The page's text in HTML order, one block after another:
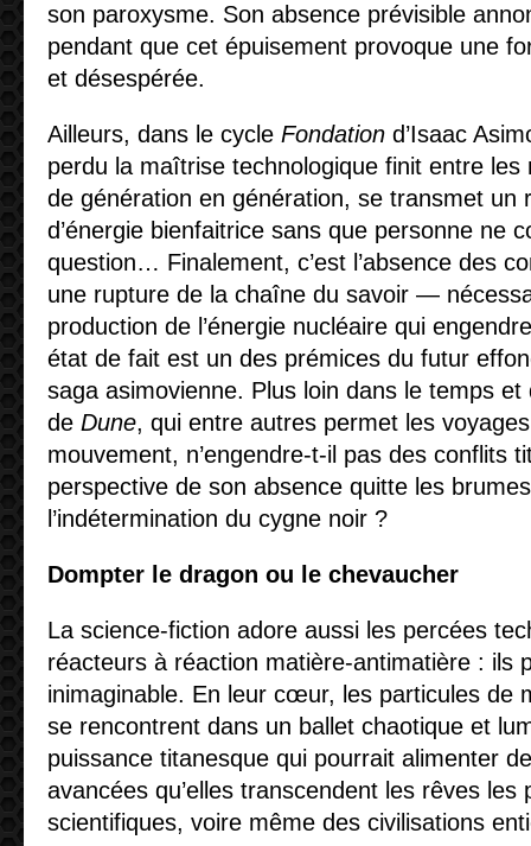
son paroxysme. Son absence prévisible
pendant que cet épuisement provoque une
et désespérée.
Ailleurs, dans le cycle Fondation d’Isaac
perdu la maîtrise technologique finit entre les
de génération en génération, se transmet un
d’énergie bienfaitrice sans que personne ne
question… Finalement, c’est l’absence des
une rupture de la chaîne du savoir —
production de l’énergie nucléaire qui
état de fait est un des prémices du futur
saga asimovienne. Plus loin dans le temps et
de Dune, qui entre autres permet les
mouvement, n’engendre-t-il pas des conflits
perspective de son absence quitte les
l’indétermination du cygne noir ?
Dompter le dragon ou le chevaucher
La science-fiction adore aussi les percées
réacteurs à réaction matière-antimatière : ils
inimaginable. En leur cœur, les particules de
se rencontrent dans un ballet chaotique et
puissance titanesque qui pourrait alimenter
avancées qu’elles transcendent les rêves les
scientifiques, voire même des civilisations